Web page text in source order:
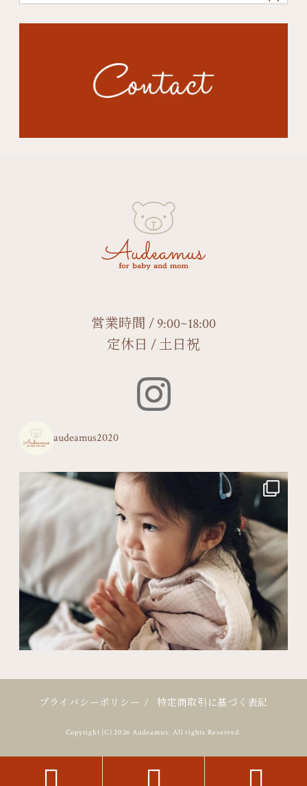
営業時間 / 9:00~18:00
定休日 / 土日祝
audeamus2020
プライバシーポリシー / 特定商取引に基づく表記
Copyright (C) 2026 Audeamus. All rights Reserved.